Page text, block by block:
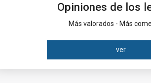
Opiniones de los
Más valorados - Más
ver